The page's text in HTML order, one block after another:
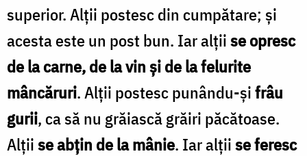
superior. Alții postesc din cumpătare; și
acesta este un post bun. Iar alțiise opresc
de la carne, de la vin și de la felurite
mâncăruri. Alții postesc punându-șifrâu
gurii, ca să nu grăiască grăiri păcătoase.
Alțiise abțin de la mânie. Iar alțiise feresc